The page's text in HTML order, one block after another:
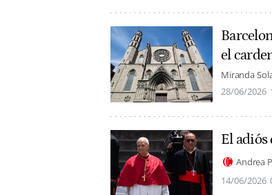
el
Miranda
28/06/2026
El adiós
Andrea
14/06/2026